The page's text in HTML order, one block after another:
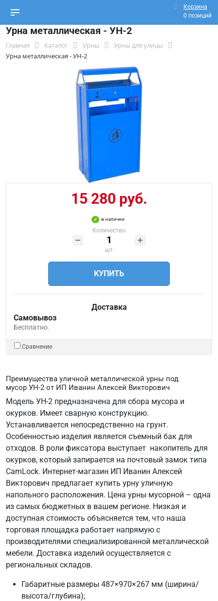
Корзина
0 позиций
Урна металлическая - УН-2
Главная Каталог Урны
Урны для улицы
Урна металлическая - УН-2
15 280 руб.
в наличии
Количество
шт
КУПИТЬ
Доставка
Самовывоз
Бесплатно.
Сравнение
Преимущества уличной металлической урны под
мусор УН-2 от ИП Иванин Алексей Викторович
Модель УН-2 предназначена для сбора мусора и
окурков. Имеет сварную конструкцию.
Устанавливается непосредственно на грунт.
Особенностью изделия является съемный бак для
отходов. В роли фиксатора выступает накопитель для
окурков, который запирается на почтовый замок типа
CamLock. Интернет-магазин ИП Иванин Алексей
Викторович предлагает купить урну уличную
напольного расположения. Цена урны мусорной – одна
из самых бюджетных в вашем регионе. Низкая и
доступная стоимость объясняется тем, что наша
торговая площадка работает напрямую с
производителями специализированной металлической
мебели. Доставка изделий осуществляется с
региональных складов.
Габаритные размеры 487×970×267 мм (ширина/
высота/глубина);